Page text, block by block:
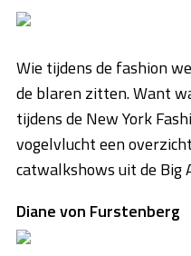
Wie tijdens de fashion
de blaren zitten. Want
tijdens de New York
vogelvlucht een
catwalkshows uit de Big
Diane von Furstenberg